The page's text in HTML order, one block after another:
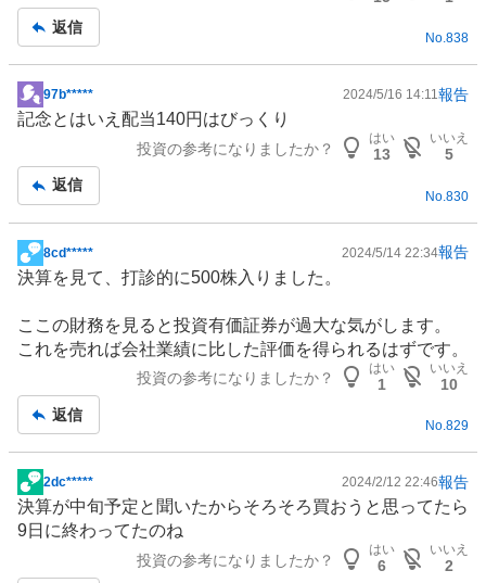
事
返信
No.838
掲
示
事
97b***** 2024/5/16 14:11報告
記念とはいえ配当140円はびっくり
投資の参考になりましたか？
はい
13
いいえ
5
返信
No. 830
掲
示
記
事
8cd***** 2024/5/14 22:34報告
決算を見て、打診的に500株入りました。
ここの財務を見ると投資有価証券が過大な気がします。
これを売れば会社業績に比した評価を得られるはずです。
投資の参考になりましたか？
はい
1
いいえ
10
返信
No.829
掲
示
板
2dc***** 2024/2/12 22:46報告
決算が中旬予定と聞いたからそろそろ買おうと思ってたら
9日に終わってたのね
投資の参考になりましたか？
はい
6
いいえ
2